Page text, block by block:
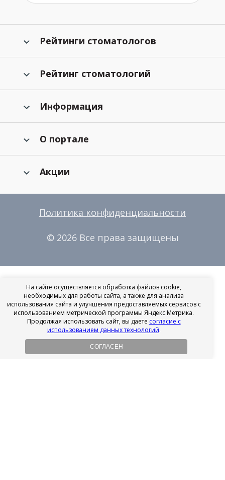
Рейтинги стоматологов
Рейтинг стоматологий
Информация
О портале
Акции
Политика конфиденциальности
© 2026 Все права защищены
На сайте осуществляется обработка файлов cookie,
необходимых для работы сайта, а также для анализа
использования сайта и улучшения предоставляемых сервисов с
использованием метрической программы Яндекс.Метрика.
Продолжая использовать сайт, вы даете согласие с
использованием данных технологий.
СОГЛАСЕН